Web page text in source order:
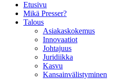
Etusivu
Mikä Presser?
Talous
Asiakaskokemus
Innovaatiot
Johtajuus
Juridiikka
Kasvu
Kansainvälistyminen